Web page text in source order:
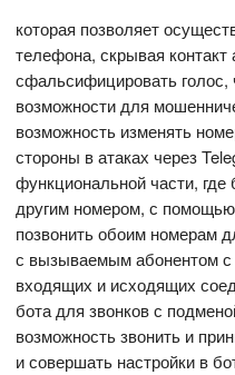
которая позволяет
телефона, скрывая
сфальсифицировать голос,
возможности для
возможность изменять
стороны в атаках через
функциональной части,
другим номером, с
позвонить обоим номерам
с вызываемым абонентом
входящих и исходящих
бота для звонков с
возможность звонить и
и совершать настройки в